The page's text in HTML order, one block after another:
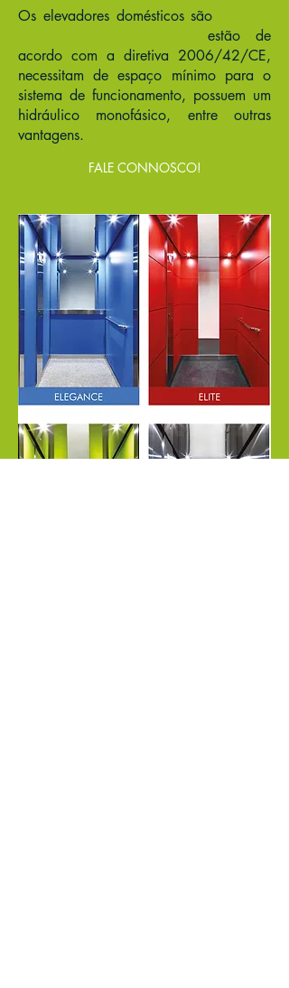
Os elevadores domésticos são
estão de
acordo com a diretiva 2006/42/CE,
necessitam de espaço mínimo para o
sistema de funcionamento, possuem um
hidráulico monofásico, entre outras
vantagens.
FALE CONNOSCO!